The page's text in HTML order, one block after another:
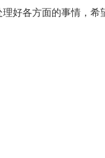
好各方面的事情，希